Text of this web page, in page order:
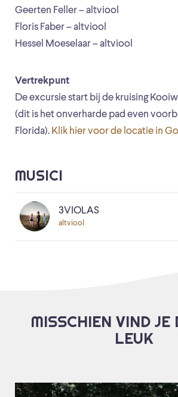
Geerten Feller – altviool
Floris Faber – altviool
Hessel Moeselaar – altviool
Vertrekpunt
De excursie start bij de kruising
(dit is het onverharde pad even
Florida). Klik hier voor de locatie in
MUSICI
3VIOLAS
altviool
MISSCHIEN VIND
LEUK